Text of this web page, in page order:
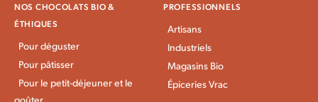
NOS CHOCOLATS BIO &
ÉTHIQUES
Pour déguster
Pour pâtisser
Pour le petit-déjeuner et le
goûter
PROFESSIONNELS
Artisans
Industriels
Magasins Bio
Épiceries Vrac